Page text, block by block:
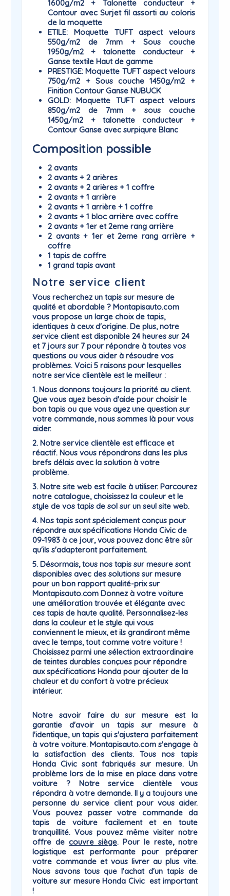
1600g/m2 + Talonette conducteur +
Contour avec Surjet fil assorti au coloris
de la moquette
ETILE: Moquette TUFT aspect velours
550g/m2 de 7mm + Sous couche
1950g/m2 + talonette conducteur +
Ganse textile Haut de gamme
PRESTIGE: Moquette TUFT aspect velours
750g/m2 + Sous couche 1450g/m2 +
Finition Contour Ganse NUBUCK
GOLD: Moquette TUFT aspect velours
850g/m2 de 7mm + sous couche
1450g/m2 + talonette conducteur +
Contour Ganse avec surpiqure Blanc
Composition possible
2 avants
2 avants + 2 arières
2 avants + 2 arières + 1 coffre
2 avants + 1 arrière
2 avants + 1 arrière + 1 coffre
2 avants + 1 bloc arrière avec coffre
2 avants + 1er et 2eme rang arrière
2 avants + 1er et 2eme rang arrière +
coffre
1 tapis de coffre
1 grand tapis avant
Notre service client
Vous recherchez un tapis sur mesure de
qualité et abordable ? Montapisauto.com
vous propose un large choix de tapis,
identiques à ceux d'origine. De plus, notre
service client est disponible 24 heures sur 24
et 7 jours sur 7 pour répondre à toutes vos
questions ou vous aider à résoudre vos
problèmes. Voici 5 raisons pour lesquelles
notre service clientèle est le meilleur :
1. Nous donnons toujours la priorité au client.
Que vous ayez besoin d'aide pour choisir le
bon tapis ou que vous ayez une question sur
votre commande, nous sommes là pour vous
aider.
2. Notre service clientèle est efficace et
réactif. Nous vous répondrons dans les plus
brefs délais avec la solution à votre
problème.
3. Notre site web est facile à utiliser. Parcourez
notre catalogue, choisissez la couleur et le
style de vos tapis de sol sur un seul site web.
4. Nos tapis sont spécialement conçus pour
répondre aux spécifications Honda Civic de
09-1983 à ce jour, vous pouvez donc être sûr
qu'ils s'adapteront parfaitement.
5. Désormais, tous nos tapis sur mesure sont
disponibles avec des solutions sur mesure
pour un bon rapport qualité-prix sur
Montapisauto.com Donnez à votre voiture
une amélioration trouvée et élégante avec
ces tapis de haute qualité. Personnalisez-les
dans la couleur et le style qui vous
conviennent le mieux, et ils grandiront même
avec le temps, tout comme votre voiture !
Choisissez parmi une sélection extraordinaire
de teintes durables conçues pour répondre
aux spécifications Honda pour ajouter de la
chaleur et du confort à votre précieux
intérieur.
Notre savoir faire du sur mesure est la
garantie d'avoir un tapis sur mesure à
l'identique, un tapis quis'ajustera parfaitement
à votre voiture. Montapisauto.com s'engage à
la satisfaction des clients. Tous nos tapis
Honda Civic sont fabriqués sur mesure. Un
problème lors de la mise en place dans votre
voiture ? Notre service clientèle vous
répondra à votre demande. Il y a toujours une
personne duservice clientpour vous aider.
Vous pouvez passer votre commande da
tapis de voiture facilement et en toute
tranquillité. Vous pouvez même visiter notre
offre decouvre siège. Pour le reste, notre
logistique est performante pour préparer
votre commande et vous livrer au plus vite.
Nous savons tous que l'achat d'un tapis de
voiture sur mesure Honda Civic est important
!